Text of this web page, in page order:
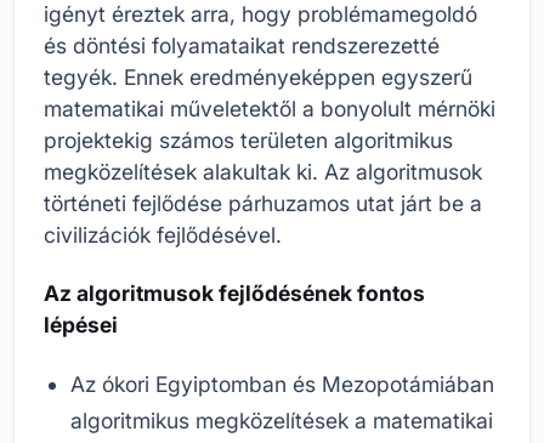
igényt éreztek arra, hogy problémamegoldó
és döntési folyamataikat rendszerezetté
tegyék. Ennek eredményeképpen egyszerű
matematikai műveletektől a bonyolult mérnöki
projektekig számos területen algoritmikus
megközelítések alakultak ki. Az algoritmusok
történeti fejlődése párhuzamos utat járt be a
civilizációk fejlődésével.
Az algoritmusok fejlődésének fontos
lépései
Az ókori Egyiptomban és Mezopotámiában
algoritmikus megközelítések a matematikai